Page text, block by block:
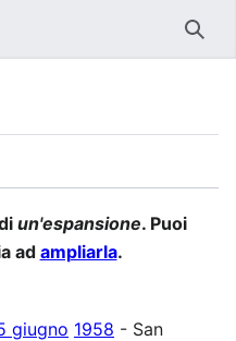
un'espansione. Puoi
ad ampliarla.
giugno 1958 - San